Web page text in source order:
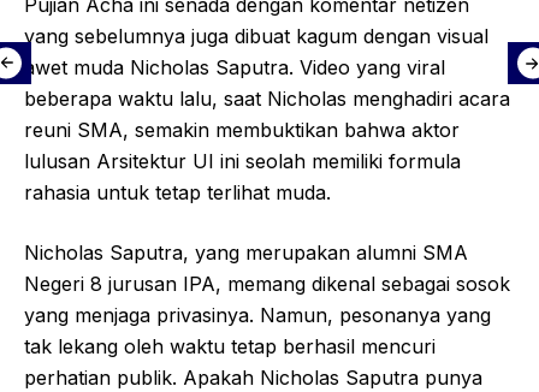
Pujian Acha ini senada dengan komentar netizen
yang sebelumnya juga dibuat kagum dengan visual
awet muda Nicholas Saputra. Video yang viral
beberapa waktu lalu, saat Nicholas menghadiri acara
reuni SMA, semakin membuktikan bahwa aktor
lulusan Arsitektur UI ini seolah memiliki formula
rahasia untuk tetap terlihat muda.
Nicholas Saputra, yang merupakan alumni SMA
Negeri 8 jurusan IPA, memang dikenal sebagai sosok
yang menjaga privasinya. Namun, pesonanya yang
tak lekang oleh waktu tetap berhasil mencuri
perhatian publik. Apakah Nicholas Saputra punya